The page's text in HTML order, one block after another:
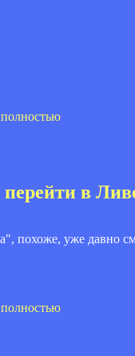
в
похоже, уже давно